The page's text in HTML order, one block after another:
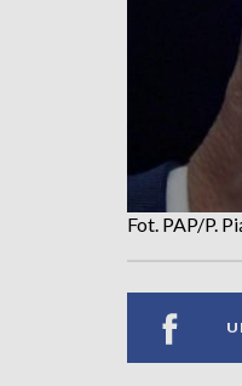
Fot. PAP/P.